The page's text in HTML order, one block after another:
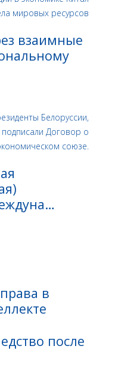
взаимные
в
после